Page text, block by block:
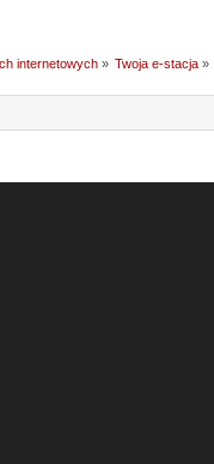
internetowych» Twoja e-stacja»